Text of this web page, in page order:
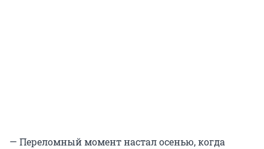
— Переломный момент настал осенью, когда